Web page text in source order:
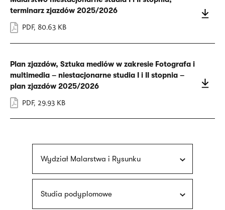
terminarz zjazdów 2025/2026
PDF, 80.63 KB
Plan zjazdów, Sztuka mediów w zakresie Fotografa i
multimedia – niestacjonarne studia I i II stopnia –
plan zjazdów 2025/2026
PDF, 29.93 KB
Wydział Malarstwa i Rysunku
Studia podyplomowe